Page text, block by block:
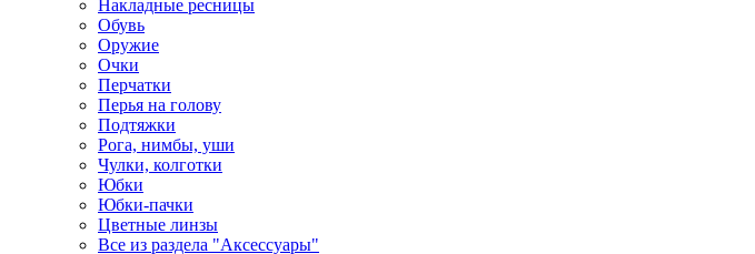
Накладные ресницы
Обувь
Оружие
Очки
Перчатки
Перья на голову
Подтяжки
Рога, нимбы, уши
Чулки, колготки
Юбки
Юбки-пачки
Цветные линзы
Все из раздела "Аксессуары"